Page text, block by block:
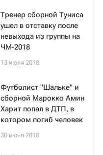
Тренер сборной Туниса
ушел в отставку после
невыхода из группы на
ЧМ-2018
13 июля 2018
Футболист "Шальке" и
сборной Марокко Амин
Харит попал в ДТП, в
котором погиб человек
30 июня 2018